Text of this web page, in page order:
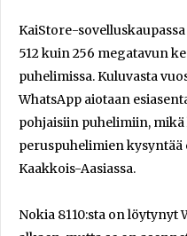
KaiStore-
512 kuin 256 megatavun
puhelimissa. Kuluvasta
WhatsApp aiotaan
pohjaisiin puhelimiin,
peruspuhelimien kysyntää
Kaakkois-Aasiassa.
Nokia 8110:sta on löytynyt